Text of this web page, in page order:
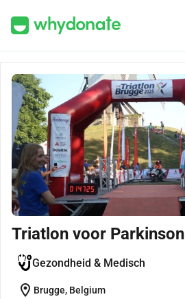
Triatlon voor Parkinson
Gezondheid & Medisch
location_on Brugge, Belgium